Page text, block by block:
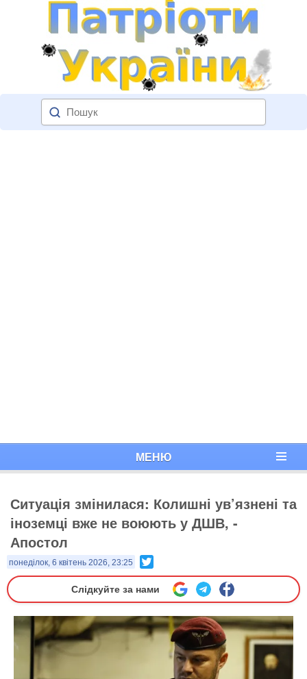
МЕНЮ
Ситуація змінилася: Колишні ув’язнені та
іноземці вже не воюють у ДШВ, -
Апостол
понеділок, 6 квітень 2026, 23:25
Слідкуйте за нами